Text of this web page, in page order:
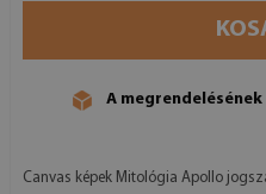
A
Canvas képek Mitológia Apollo